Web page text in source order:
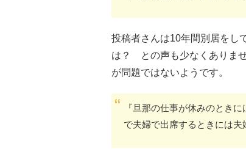
投稿者さんは10年間別居をし
は？ との声も少なくありま
が問題ではないようです。
『旦那の仕事が休みのとき
で夫婦で出席するときには夫